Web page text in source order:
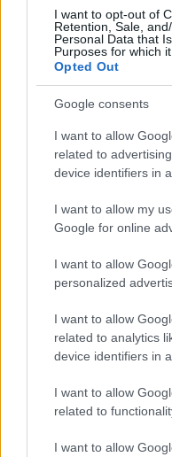
I want to opt-out of
Retention, Sale,
Personal Data that
Purposes for which
Opted Out
Google consents
I want to allow
related to
device identifiers in
I want to allow my
Google for online
I want to allow
personalized
I want to allow
related to analytics
device identifiers in
I want to allow
related to
I want to allow
pelenkás gyermeket
szabályokat
helyiségben? Mi a
gyermekekkel,
hogy a
Folyton
10 szenzoros
fog az óvodás
ez lett a